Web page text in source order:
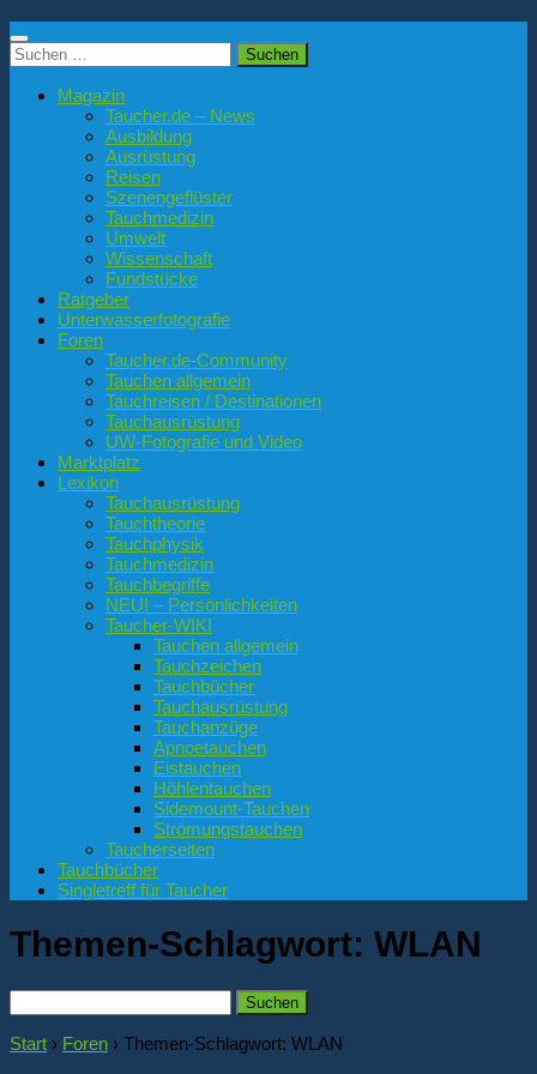
Suchen
nach:
Magazin
Taucher.de – News
Ausbildung
Ausrüstung
Reisen
Szenengeflüster
Tauchmedizin
Umwelt
Wissenschaft
Fundstücke
Ratgeber
Unterwasserfotografie
Foren
Taucher.de-Community
Tauchen allgemein
Tauchreisen / Destinationen
Tauchausrüstung
UW-Fotografie und Video
Marktplatz
Lexikon
Tauchausrüstung
Tauchtheorie
Tauchphysik
Tauchmedizin
Tauchbegriffe
NEU! – Persönlichkeiten
Taucher-WIKI
Tauchen allgemein
Tauchzeichen
Tauchbücher
Tauchausrüstung
Tauchanzüge
Apnoetauchen
Eistauchen
Höhlentauchen
Sidemount-Tauchen
Strömungstauchen
Taucherseiten
Tauchbücher
Singletreff für Taucher
Themen-Schlagwort: WLAN
nach:
Start › Foren › Themen-Schlagwort: WLAN